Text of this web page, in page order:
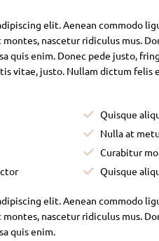
elit. Aenean commodo
nascetur ridiculus mus.
quis enim. Donec pede justo,
vitae, justo. Nullam dictum
Quisque
Nulla at
Curabitur
Quisque
elit. Aenean commodo
nascetur ridiculus mus.
quis enim.